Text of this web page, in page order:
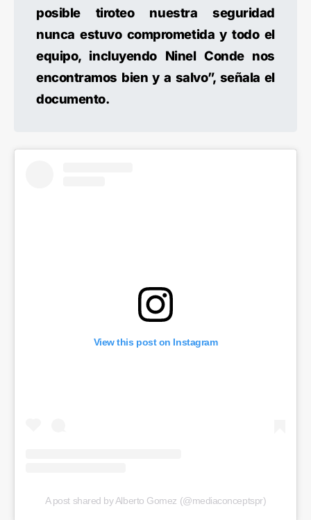
posible tiroteo nuestra seguridad
nunca estuvo comprometida y todo el
equipo, incluyendo Ninel Conde nos
encontramos bien y a salvo”, señala el
documento.
View this post on Instagram
A post shared by Alberto Gomez (@mediaconceptspr)